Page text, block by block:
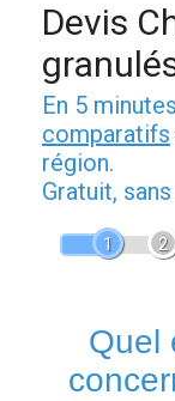
Devis
En 5
comparatifs
région.
Gratuit,
1 2
Quel